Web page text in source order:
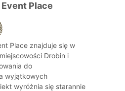
Place
Place znajduje się w
Drobin i
do
wyjątkowych
wyróżnia się starannie